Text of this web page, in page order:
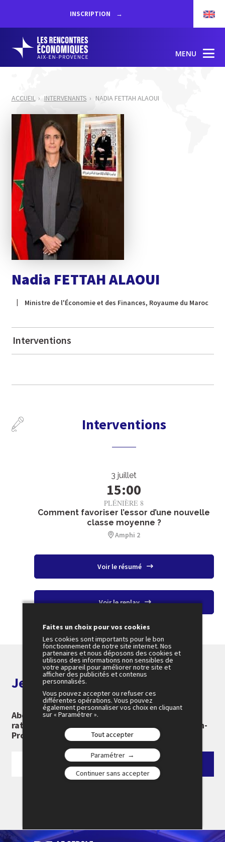
INSCRIPTION
MENU
ACCUEIL INTERVENANTS NADIA FETTAH ALAOUI
Nadia FETTAH ALAOUI
Ministre de l'Économie et des Finances, Royaume du Maroc
Interventions
Interventions
3 juillet
15:00
PLÉNIÈRE 8
Comment favoriser l’essor d’une nouvelle
classe moyenne ?
Amphi 2
Voir le résumé
Voir le replay
Je m'abonne aux alertes
Abonnez-vous à notre newsletter pour ne rien
rater des 26e Rencontres Économiques d'Aix-en-
Provence :
Faites un choix pour vos cookies
Les cookies sont importants pour le bon
fonctionnement de notre site internet. Nos
partenaires et nous déposons des cookies et
utilisons des informations non sensibles de
votre appareil pour améliorer notre site et
afficher des publicités et contenus
personnalisés.
Vous pouvez accepter ou refuser ces
différentes opérations. Vous pouvez
également personnaliser vos choix en cliquant
sur « Paramétrer ».
Tout accepter
Paramétrer
Continuer sans accepter